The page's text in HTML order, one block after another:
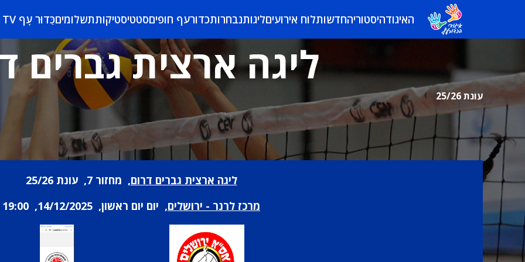
האיגודהיסטוריהחדשותלוח אירועיםליגותנבחרותכדורעף חופיםסטטיסטיקותתשלומיםכַּדוּר עָף TV
ליגה ארצית גברים
עונת 25/26
ליגה ארצית גברים דרום, מחזור 7, עונת 25/26
מרכז לרנר - ירושלים, יום יום ראשון, 14/12/2025, 19:00